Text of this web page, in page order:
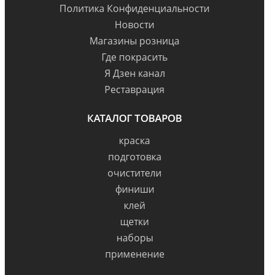
Политика Конфиденциальности
Новости
Магазины розница
Где покрасить
Я Дзен канал
Реставрация
КАТАЛОГ ТОВАРОВ
краска
подготовка
очистители
финиши
клей
щетки
наборы
применение